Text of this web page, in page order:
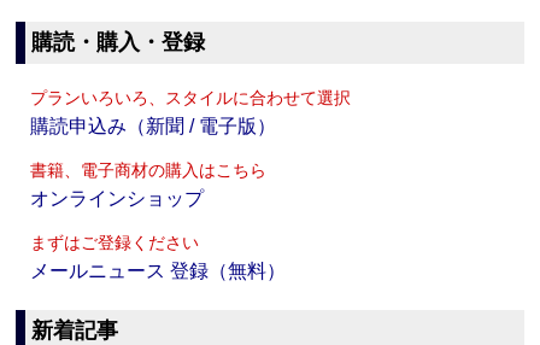
購読・購入・登録
プランいろいろ、スタイルに合わせて選択
購読申込み（新聞 / 電子版）
書籍、電子商材の購入はこちら
オンラインショップ
まずはご登録ください
メールニュース 登録（無料）
新着記事